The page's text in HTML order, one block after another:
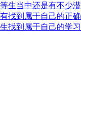
生当中还是有不少潜
找到属于自己的正确
找到属于自己的学习